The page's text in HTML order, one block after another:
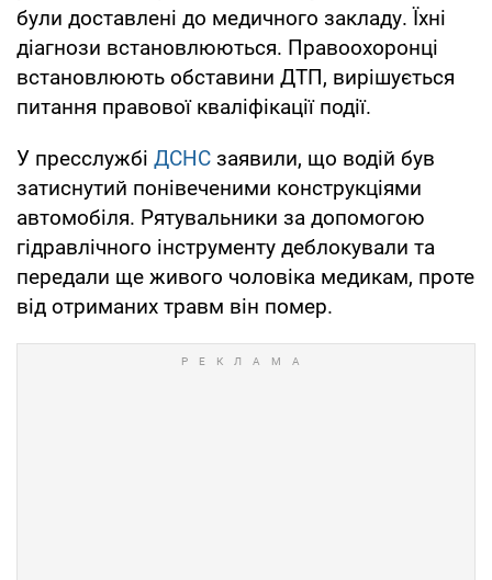
були доставлені до медичного закладу. Їхні
діагнози встановлюються. Правоохоронці
встановлюють обставини ДТП, вирішується
питання правової кваліфікації події.
У пресслужбі ДСНС заявили, що водій був
затиснутий понівеченими конструкціями
автомобіля. Рятувальники за допомогою
гідравлічного інструменту деблокували та
передали ще живого чоловіка медикам, проте
від отриманих травм він помер.